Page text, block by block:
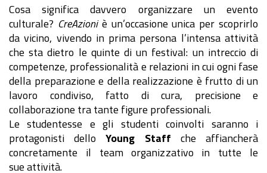
Cosa significa davvero organizzare un evento
culturale? CreAzioniè un’occasione unica per scoprirlo
da vicino, vivendo in prima persona l’intensa attività
che sta dietro le quinte di un festival: un intreccio di
competenze, professionalità e relazioni in cui ogni fase
della preparazione e della realizzazione è frutto di un
lavoro condiviso, fatto di cura, precisione e
collaborazione tra tante figure professionali.
Le studentesse e gli studenti coinvolti saranno i
protagonisti delloYoung Staff che affiancherà
concretamente il team organizzativo in tutte le
sue attività.